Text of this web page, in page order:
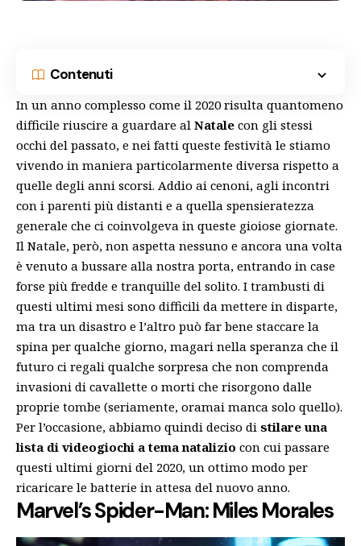
Contenuti
In un anno complesso come il 2020 risulta quantomeno
difficile riuscire a guardare al Natale con gli stessi
occhi del passato, e nei fatti queste festività le stiamo
vivendo in maniera particolarmente diversa rispetto a
quelle degli anni scorsi. Addio ai cenoni, agli incontri
con i parenti più distanti e a quella spensieratezza
generale che ci coinvolgeva in queste gioiose giornate.
Il Natale, però, non aspetta nessuno e ancora una volta
è venuto a bussare alla nostra porta, entrando in case
forse più fredde e tranquille del solito. I trambusti di
questi ultimi mesi sono difficili da mettere in disparte,
ma tra un disastro e l’altro può far bene staccare la
spina per qualche giorno, magari nella speranza che il
futuro ci regali qualche sorpresa che non comprenda
invasioni di cavallette o morti che risorgono dalle
proprie tombe (seriamente, oramai manca solo quello).
Per l’occasione, abbiamo quindi deciso di stilare una
lista di videogiochi a tema natalizio con cui passare
questi ultimi giorni del 2020, un ottimo modo per
ricaricare le batterie in attesa del nuovo anno.
Marvel’s Spider-Man: Miles Morales